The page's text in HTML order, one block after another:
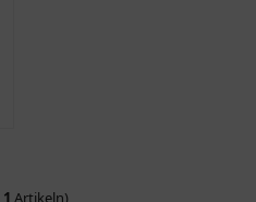
1 Artikeln)